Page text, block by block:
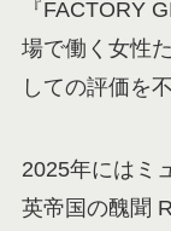
『FACTORY
場で働く女性
しての評価を
2025年にはミ
英帝国の醜聞